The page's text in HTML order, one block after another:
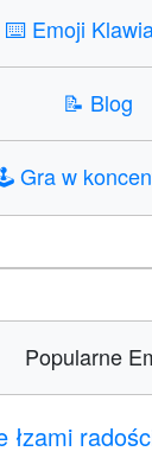
⌨️ Emoji
📝 Blog
Gra w
Popularne
łzami